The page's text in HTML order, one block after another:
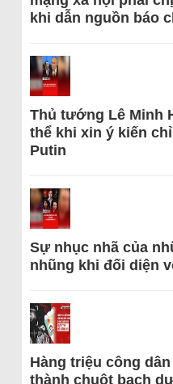
khi dẫn nguồn báo
Thủ tướng Lê Minh
thể khi xin ý kiến
Putin
Sự nhục nhã của
nhũng khi đối diện
Hàng triệu công
thành chuột bạch